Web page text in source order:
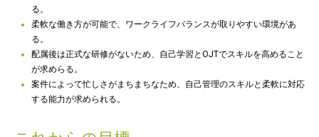
る。
柔軟な働き方が可能で、ワークライフバランスが取りやすい環境があ
る。
配属後は正式な研修がないため、自己学習とOJTでスキルを高めること
が求めらる。
案件によって忙しさがまちまちなため、自己管理のスキルと柔軟に対応
する能力が求められる。